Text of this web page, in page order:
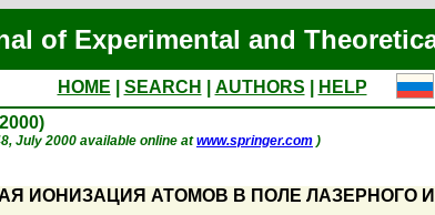
of Experimental and
HOME SEARCH AUTHORS
HELP
July 2000 available online atwww.springer.com )
ИОНИЗАЦИЯ АТОМОВ В ПОЛЕ ЛАЗЕРНОГО